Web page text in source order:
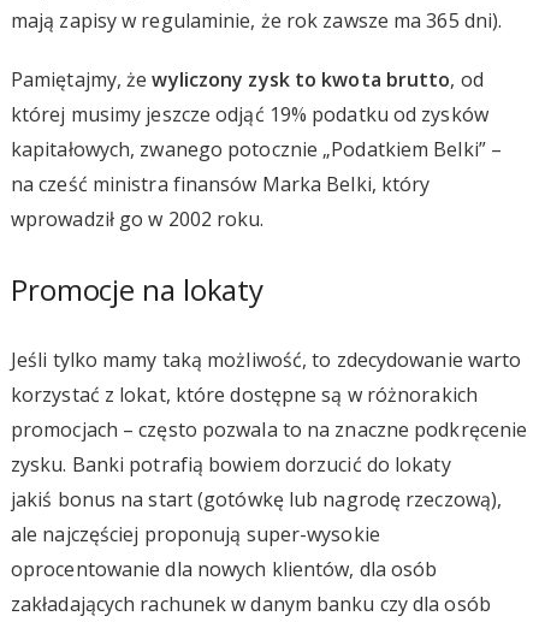
mają zapisy w regulaminie, że rok zawsze ma 365 dni).
Pamiętajmy, żewyliczony zysk to kwota brutto, od
której musimy jeszcze odjąć 19% podatku od zysków
kapitałowych, zwanego potocznie „Podatkiem Belki” –
na cześć ministra finansów Marka Belki, który
wprowadził go w 2002 roku.
Promocje na lokaty
Jeśli tylko mamy taką możliwość, to zdecydowanie warto
korzystać z lokat, które dostępne są w różnorakich
promocjach – często pozwala to na znaczne podkręcenie
zysku. Banki potrafią bowiem dorzucić do lokaty
jakiś bonus na start (gotówkę lub nagrodę rzeczową),
ale najczęściej proponują super-wysokie
oprocentowanie dla nowych klientów, dla osób
zakładających rachunek w danym banku czy dla osób